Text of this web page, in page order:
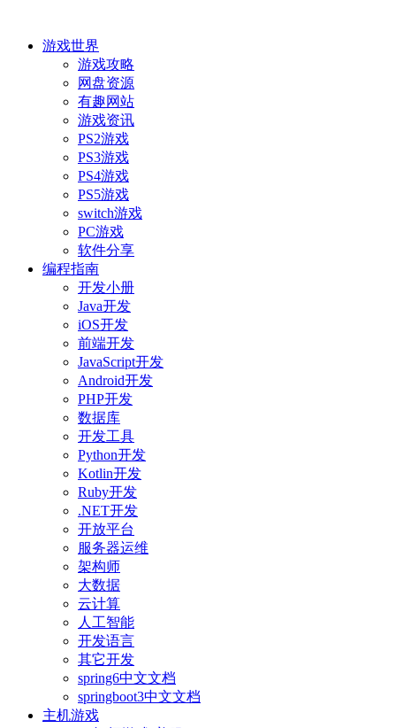
游戏世界
游戏攻略
网盘资源
有趣网站
游戏资讯
PS2游戏
PS3游戏
PS4游戏
PS5游戏
switch游戏
PC游戏
软件分享
编程指南
开发小册
Java开发
iOS开发
前端开发
JavaScript开发
Android开发
PHP开发
数据库
开发工具
Python开发
Kotlin开发
Ruby开发
.NET开发
开放平台
服务器运维
架构师
大数据
云计算
人工智能
开发语言
其它开发
spring6中文文档
springboot3中文文档
主机游戏